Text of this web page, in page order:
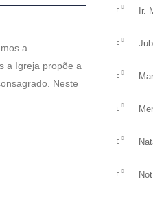
a
a Igreja propõe a
Neste
Durante
vocações
Ir.